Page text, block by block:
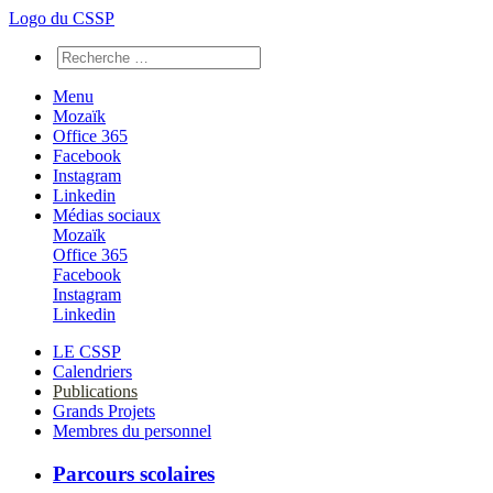
Logo du CSSP
Menu
Mozaïk
Office 365
Facebook
Instagram
Linkedin
Médias sociaux
Mozaïk
Office 365
Facebook
Instagram
Linkedin
LE CSSP
Calendriers
Publications
Grands Projets
Membres du personnel
Parcours scolaires